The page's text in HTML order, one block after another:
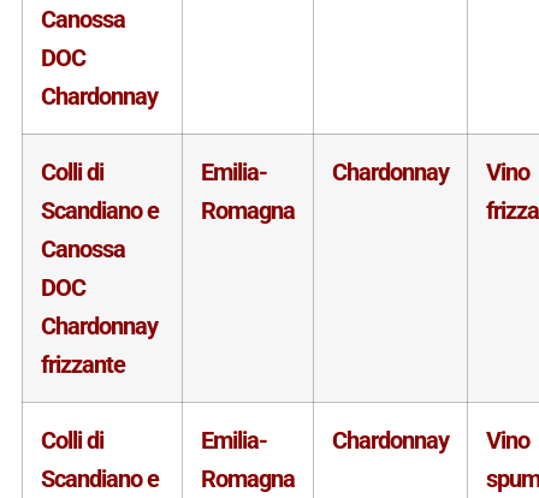
Canossa
DOC
Chardonnay
Colli di
Scandiano e
Canossa
DOC
Chardonnay
frizzante
Emilia-
Romagna
Chardonnay
Vino
Colli di
Scandiano e
Emilia-
Romagna
Chardonnay
Vino